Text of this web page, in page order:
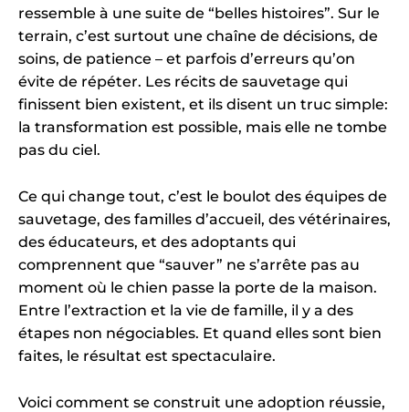
ressemble à une suite de “belles histoires”. Sur le
terrain, c’est surtout une chaîne de décisions, de
soins, de patience – et parfois d’erreurs qu’on
évite de répéter. Les récits de sauvetage qui
finissent bien existent, et ils disent un truc simple:
la transformation est possible, mais elle ne tombe
pas du ciel.
Ce qui change tout, c’est le boulot des équipes de
sauvetage, des familles d’accueil, des vétérinaires,
des éducateurs, et des adoptants qui
comprennent que “sauver” ne s’arrête pas au
moment où le chien passe la porte de la maison.
Entre l’extraction et la vie de famille, il y a des
étapes non négociables. Et quand elles sont bien
faites, le résultat est spectaculaire.
Voici comment se construit une adoption réussie,